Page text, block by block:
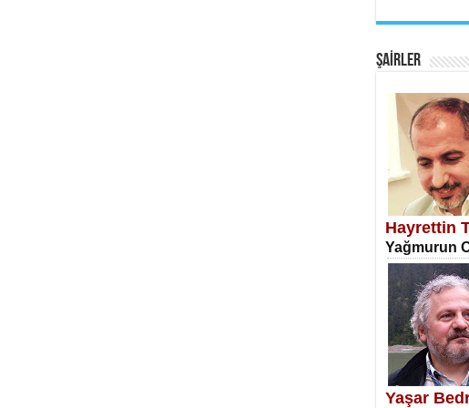
SATILMIŞ
Erkenlik...
NECLA
ŞAİRLER
Hayrettin
Yağmurun
Yaşar